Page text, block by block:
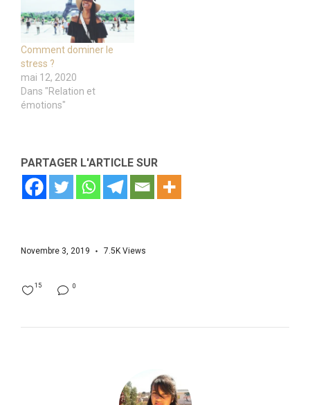
Comment dominer le
stress ?
mai 12, 2020
Dans "Relation et
émotions"
PARTAGER L'ARTICLE SUR
Novembre 3, 2019 7.5K Views
0
15